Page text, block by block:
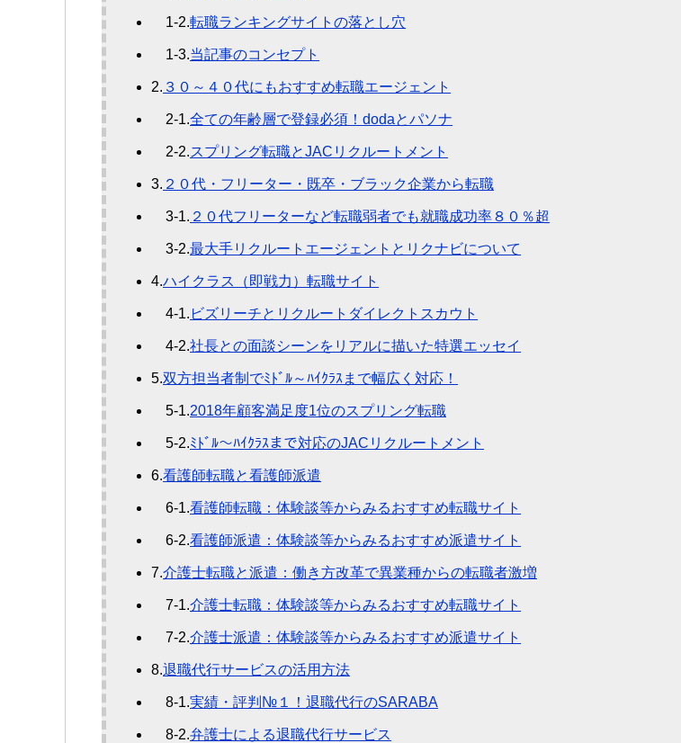
1-2.転職ランキングサイトの落とし穴
1-3.当記事のコンセプト
2. ３０～４０代にもおすすめ転職エージェント
2-1.全ての年齢層で登録必須！dodaとパソナ
2-2.スプリング転職とJACリクルートメント
3. ２０代・フリーター・既卒・ブラック企業から転職
3-1. ２０代フリーターなど転職弱者でも就職成功率８０％超
3-2.最大手リクルートエージェントとリクナビについて
4.ハイクラス（即戦力）転職サイト
4-1. ビズリーチとリクルートダイレクトスカウト
4-2.社長との面談シーンをリアルに描いた特選エッセイ
5.双方担当者制でﾐﾄﾞﾙ～ﾊｲｸﾗｽまで幅広く対応！
5-1.2018年顧客満足度1位のスプリング転職
5-2.ﾐﾄﾞﾙ～ﾊｲｸﾗｽまで対応のJACリクルートメント
6.看護師転職と看護師派遣
6-1.看護師転職：体験談等からみるおすすめ転職サイト
6-2.看護師派遣：体験談等からみるおすすめ派遣サイト
7.介護士転職と派遣：働き方改革で異業種からの転職者激増
7-1.介護士転職：体験談等からみるおすすめ転職サイト
7-2.介護士派遣：体験談等からみるおすすめ派遣サイト
8.退職代行サービスの活用方法
8-1.実績・評判№１！退職代行のSARABA
8-2.弁護士による退職代行サービス